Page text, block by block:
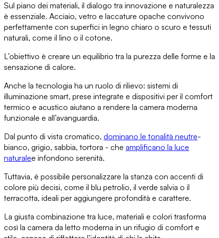
Sul piano dei materiali, il dialogo tra innovazione e naturalezza
è essenziale. Acciaio, vetro e laccature opache convivono
perfettamente con superfici in legno chiaro o scuro e tessuti
naturali, come il lino o il cotone.
L’obiettivo è creare un equilibrio tra la purezza delle forme e la
sensazione di calore.
Anche la tecnologia ha un ruolo di rilievo: sistemi di
illuminazione smart, prese integrate e dispositivi per il comfort
termico e acustico aiutano a rendere la camera moderna
funzionale e all’avanguardia.
Dal punto di vista cromatico, dominano le tonalità neutre-
bianco, grigio, sabbia, tortora - che amplificano la luce
naturalee infondono serenità.
Tuttavia, è possibile personalizzare la stanza con accenti di
colore più decisi, come il blu petrolio, il verde salvia o il
terracotta, ideali per aggiungere profondità e carattere.
La giusta combinazione tra luce, materiali e colori trasforma
così la camera da letto moderna in un rifugio di comfort e